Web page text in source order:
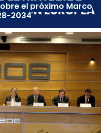
el próximo Marco
2034